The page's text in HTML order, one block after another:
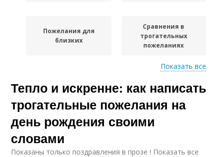
Пожелания для
близких
Сравнения в
трогательных
пожеланиях
Пожелания для
человека
трогательных
Пожелания в прозе
Показать все
Тепло и искренне: как написать
трогательные пожелания на
день рождения своими
словами
Показаны только поздравления в прозе ! Показать все